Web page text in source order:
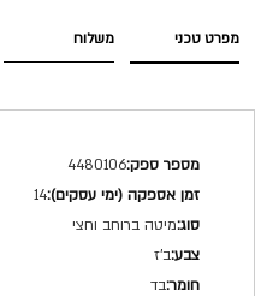
מפרט טכני
מפרט
טכני
4480106
14
מיטה ברוחב וחצי
ב'ז
בד
משלוח